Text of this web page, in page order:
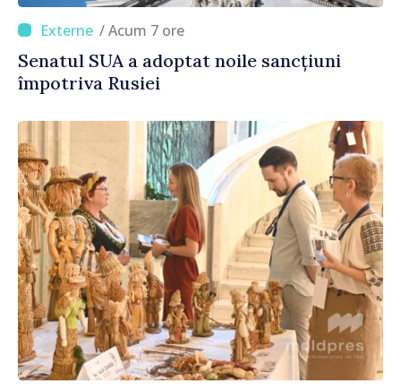
/ Acum 7 ore
Senatul SUA a adoptat noile sancțiuni
împotriva Rusiei